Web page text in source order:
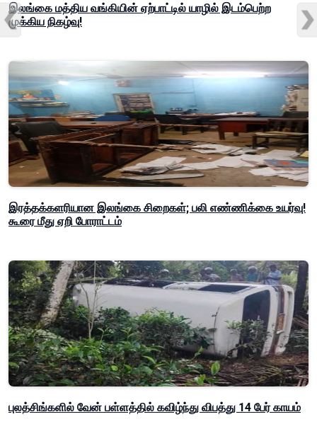
இலங்கை மத்திய வங்கியின் ஏற்பாட்டில் யாழில் இடம்பெற்ற
முக்கிய நிகழ்வு!
இரத்தக்களரியான இலங்கை சிறைகள்; பலி எண்ணிக்கை உயர்வு!
கூரை மீது ஏறி போராட்டம்
புலத்சிங்களில் வேன் பள்ளத்தில் கவிழ்ந்து விபத்து 14 பேர் காயம்